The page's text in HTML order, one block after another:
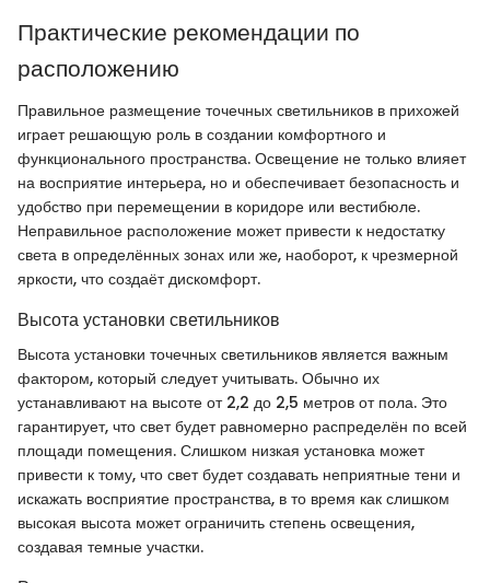
Практические рекомендации по
расположению
Правильное размещение точечных светильников в прихожей
играет решающую роль в создании комфортного и
функционального пространства. Освещение не только влияет
на восприятие интерьера, но и обеспечивает безопасность и
удобство при перемещении в коридоре или вестибюле.
Неправильное расположение может привести к недостатку
света в определённых зонах или же, наоборот, к чрезмерной
яркости, что создаёт дискомфорт.
Высота установки светильников
Высота установки точечных светильников является важным
фактором, который следует учитывать. Обычно их
устанавливают на высоте от 2,2 до 2,5 метров от пола. Это
гарантирует, что свет будет равномерно распределён по всей
площади помещения. Слишком низкая установка может
привести к тому, что свет будет создавать неприятные тени и
искажать восприятие пространства, в то время как слишком
высокая высота может ограничить степень освещения,
создавая темные участки.